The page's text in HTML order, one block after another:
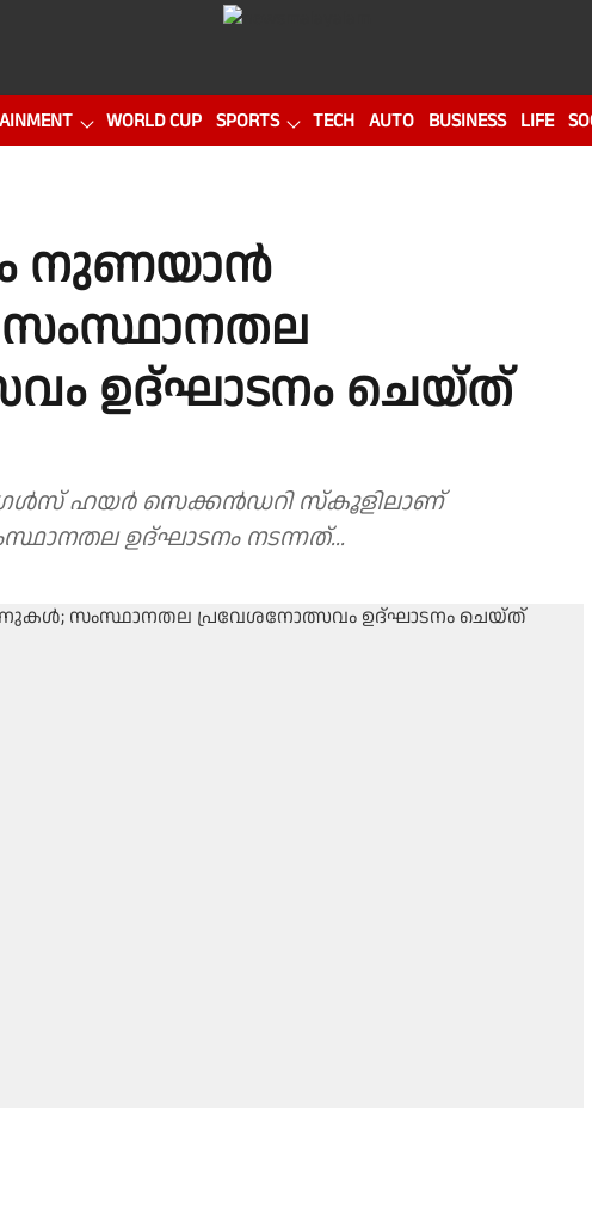
WORLD CUP SPORTS TECH AUTO BUSINESS LIFE
നുണയാൻ
ഉദ്ഘാടനം ചെയ്ത്
ഹയർ സെക്കൻഡറി സ്കൂളിലാണ്
ഉദ്ഘാടനം നടന്നത്...